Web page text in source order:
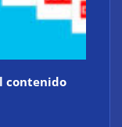
contenido